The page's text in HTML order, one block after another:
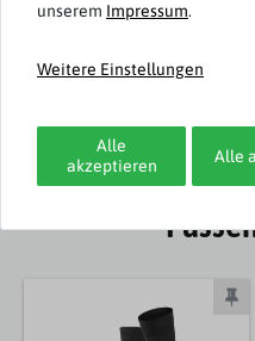
elegant braun
unserem Impressum.
Weitere Einstellungen
Alle
akzeptieren
Alle